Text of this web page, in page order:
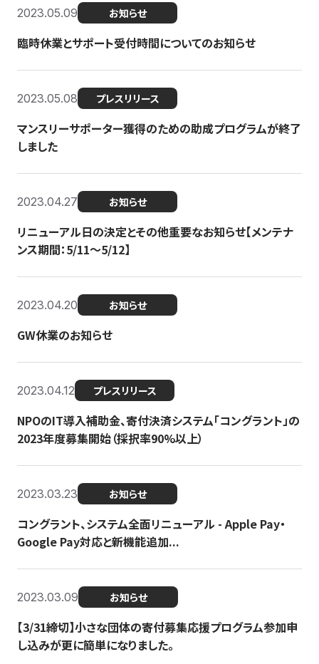
2023.05.09 お知らせ
臨時休業とサポート受付時間についてのお知らせ
2023.05.08 プレスリリース
マンスリーサポーター獲得のための助成プログラムが終了
しました
2023.04.27 お知らせ
リニューアル日の決定とその他重要なお知らせ【メンテナ
ンス期間：5/11～5/12】
2023.04.20 お知らせ
GW休業のお知らせ
2023.04.12 プレスリリース
NPOのIT導入補助金、寄付決済システム「コングラント」の
2023年度募集開始（採択率90%以上）
2023.03.23 お知らせ
コングラント、システム全面リニューアル - Apple Pay・
Google Pay対応と新機能追加...
2023.03.09 お知らせ
【3/31締切】小さな団体の寄付募集応援プログラム参加申
し込みが更に簡単になりました。